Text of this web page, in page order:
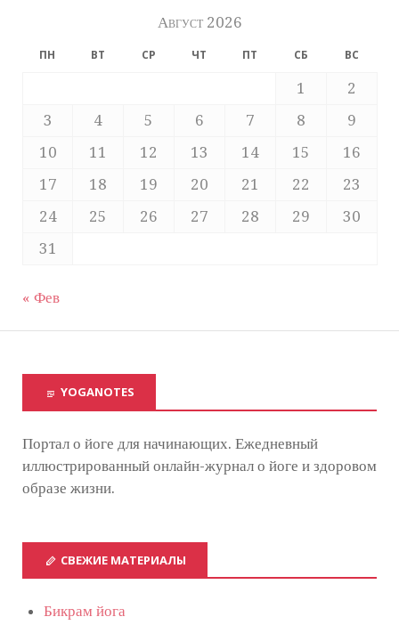
Август 2026
ПН ВТ СР ЧТ ПТ СБ ВС
1
2
3
4 5 6 7 8
9
10
11 12 13 14 15
16
17
18 19 20 21 22
23
24
25 26 27 28 29
30
31
« Фев
YOGANOTES
Портал о йоге для начинающих. Ежедневный
иллюстрированный онлайн-журнал о йоге и здоровом
образе жизни.
СВЕЖИЕ МАТЕРИАЛЫ
Бикрам йога